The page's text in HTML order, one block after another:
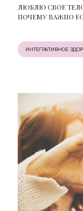
ЛЮБЛЮ СВОЕ
ПОЧЕМУ ВАЖНО
ИНТЕГРАТИВНОЕ